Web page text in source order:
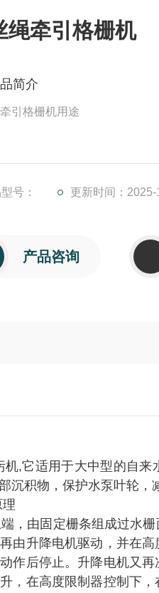
绳牵引格栅机
简介
引格栅机用途
号：
更新时间：2025-
产品咨询
机,它适用于大中型的自
沉积物，保护水泵叶轮，
，由固定栅条组成过水
由升降电机驱动，并在
作后停止。升降电机又
，在高度限制器控制下